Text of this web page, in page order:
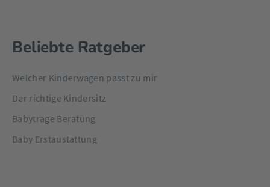
Beliebte Ratgeber
Welcher Kinderwagen passt zu mir
Der richtige Kindersitz
Babytrage Beratung
Baby Erstaustattung